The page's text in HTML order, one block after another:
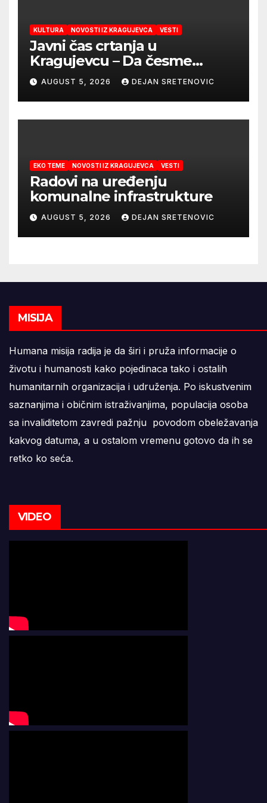
KULTURA NOVOSTI IZ KRAGUJEVCA VESTI
Javni čas crtanja u
Kragujevcu – Da česme
zažive
AUGUST 5, 2026 DEJAN SRETENOVIC
EKO TEME NOVOSTI IZ KRAGUJEVCA VESTI
Radovi na uređenju
komunalne infrastrukture
AUGUST 5, 2026 DEJAN SRETENOVIC
MISIJA
Humana misija radija je da širi i pruža informacije o
životu i humanosti kako pojedinaca tako i ostalih
humanitarnih organizacija i udruženja. Po iskustvenim
saznanjima i običnim istraživanjima, populacija osoba
sa invaliditetom zavredi pažnju povodom obeležavanja
kakvog datuma, a u ostalom vremenu gotovo da ih se
retko ko seća.
VIDEO